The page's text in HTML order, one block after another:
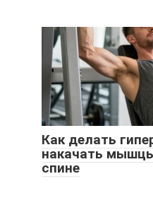
Как делать
накачать
спине